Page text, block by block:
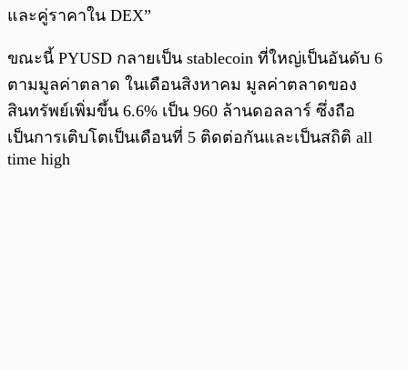
และคู่ราคาใน DEX”
ขณะนี้ PYUSD กลายเป็น stablecoin ที่ใหญ่เป็นอันดับ 6
ตามมูลค่าตลาด ในเดือนสิงหาคม มูลค่าตลาดของ
สินทรัพย์เพิ่มขึ้น 6.6% เป็น 960 ล้านดอลลาร์ ซึ่งถือ
เป็นการเติบโตเป็นเดือนที่ 5 ติดต่อกันและเป็นสถิติ all
time high